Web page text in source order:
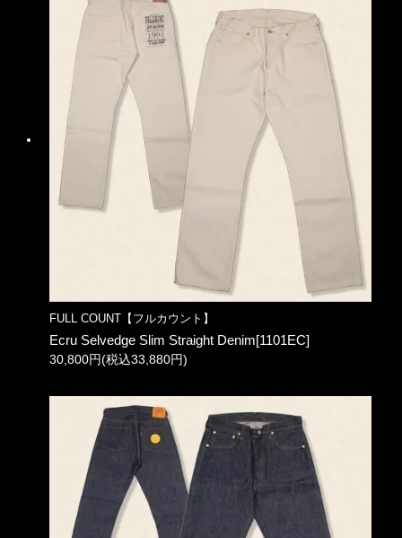
FULL COUNT【フルカウント】
Ecru Selvedge Slim Straight Denim[1101EC]
30,800円(税込33,880円)